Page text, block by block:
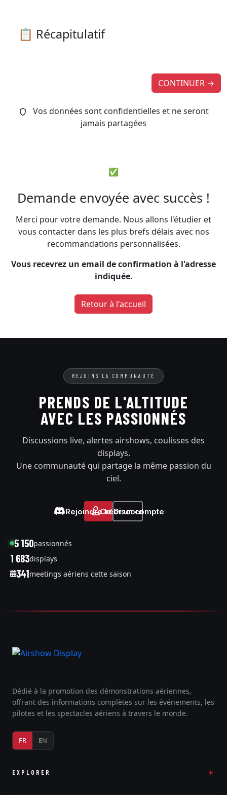
📋 Récapitulatif
CONTINUER →
Vos données sont confidentielles et ne seront
jamais partagées
✅
Demande envoyée avec succès !
Merci pour votre demande. Nous allons l'étudier et
vous contacter dans les plus brefs délais avec nos
recommandations personnalisées.
Vous recevrez un email de confirmation à l'adresse
indiquée.
Retour à l'accueil
REJOINS LA COMMUNAUTÉ
PRENDS DE L'ALTITUDE
AVEC LES PASSIONNÉS
Discussions live, alertes airshows, coulisses des
displays.
Une communauté qui partage la même passion du
ciel.
Rejoindre le Discord
Créer un compte
5 150passionnés
1 683displays
341meetings aériens cette saison
Dédié à la promotion des démonstrations aériennes,
offrant des informations complètes sur les événements, les
pilotes et les spectacles aériens à travers le monde.
FR EN
EXPLORER